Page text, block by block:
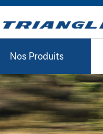
Nos Produits